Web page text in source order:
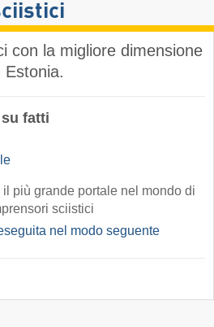
con la migliore dimensione
Estonia.
fatti
più grande portale nel mondo di
sciistici
nel modo seguente